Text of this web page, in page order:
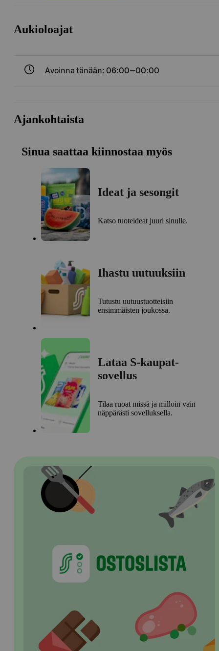
Aukioloajat
Avoinna tänään: 06:00—00:00
Ajankohtaista
Sinua saattaa kiinnostaa myös
Ideat ja sesongit
Katso tuoteideat juuri sinulle.
Ihastu uutuuksiin
Tutustu uutuustuotteisiin
ensimmäisten joukossa.
Lataa S-kaupat-
sovellus
Tilaa ruoat missä ja milloin vain
näppärästi sovelluksella.